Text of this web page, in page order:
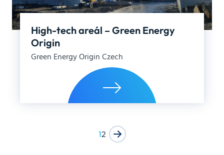
High-tech areál – Green Energy
Origin
Green Energy Origin Czech
12